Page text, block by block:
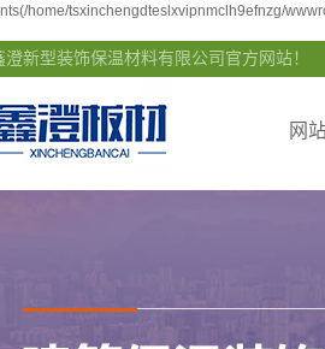
home/tsxinchengdteslxvipnmclh9efnzg/
新型装饰保温材料有限公司官方网站！
网